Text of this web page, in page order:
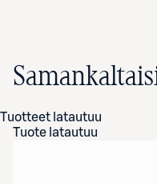
Tuotteet latautuu
Tuote latautuu